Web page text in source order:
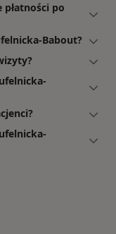
po
Babout?